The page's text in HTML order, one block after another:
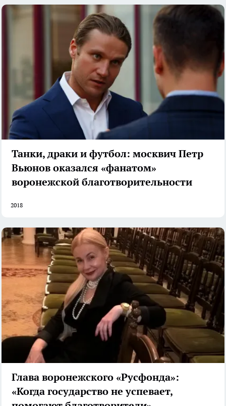
Танки, драки и футбол: москвич Петр
Вьюнов оказался «фанатом»
воронежской благотворительности
2018
Глава воронежского «Русфонда»:
«Когда государство не успевает,